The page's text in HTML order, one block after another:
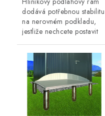
dodává potřebnou stabilitu
na nerovném podkladu,
jestliže nechcete postavit
skládá z hliníkových
profilů s (40 x 40 mm)
rohovými...